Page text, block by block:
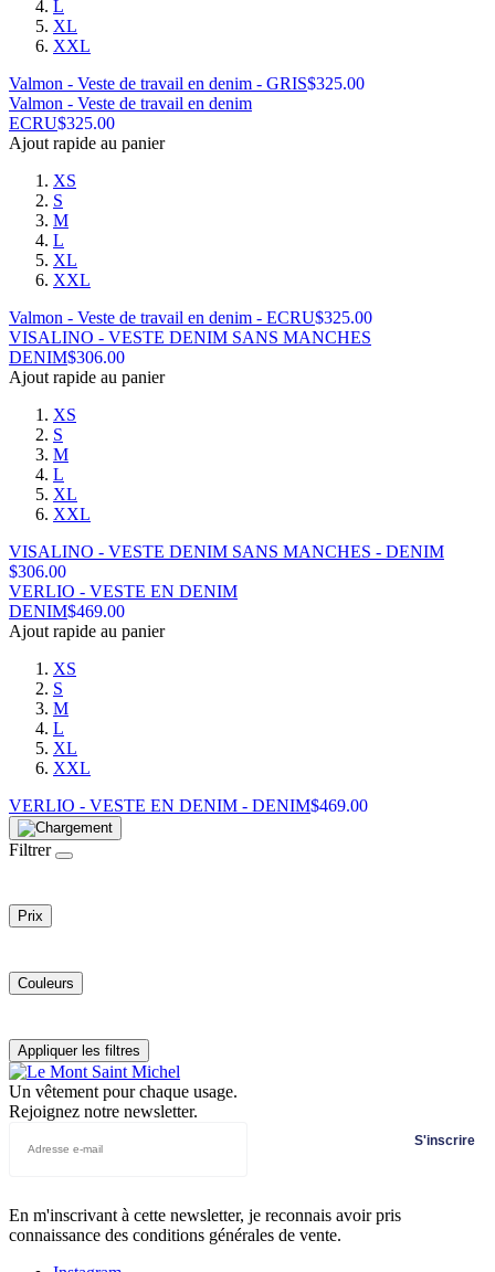
L
XL
XXL
Valmon - Veste de travail en denim - GRIS$325.00
Valmon - Veste de travail en denim
ECRU$325.00
Ajout rapide au panier
XS
S
M
L
XL
XXL
Valmon - Veste de travail en denim - ECRU$325.00
VISALINO - VESTE DENIM SANS MANCHES
DENIM$306.00
Ajout rapide au panier
XS
S
M
L
XL
XXL
VISALINO - VESTE DENIM SANS MANCHES - DENIM
$306.00
VERLIO - VESTE EN DENIM
DENIM$469.00
Ajout rapide au panier
XS
S
M
L
XL
XXL
VERLIO - VESTE EN DENIM - DENIM$469.00
Filtrer
Prix
Couleurs
Appliquer les filtres
Un vêtement pour chaque usage.
Rejoignez notre newsletter.
S'inscrire
En m'inscrivant à cette newsletter, je reconnais avoir pris
connaissance des conditions générales de vente.